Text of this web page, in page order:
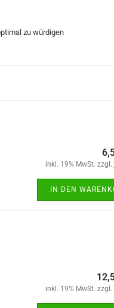
zu würdigen
inkl. 19% MwSt. zzgl.
IN DEN
inkl. 19% MwSt. zzgl.